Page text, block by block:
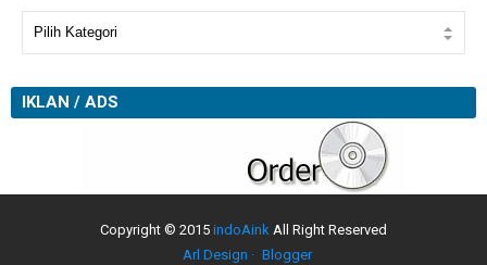
IKLAN / ADS
Copyright © 2015 indoAink All Right Reserved
Arl Design
Blogger